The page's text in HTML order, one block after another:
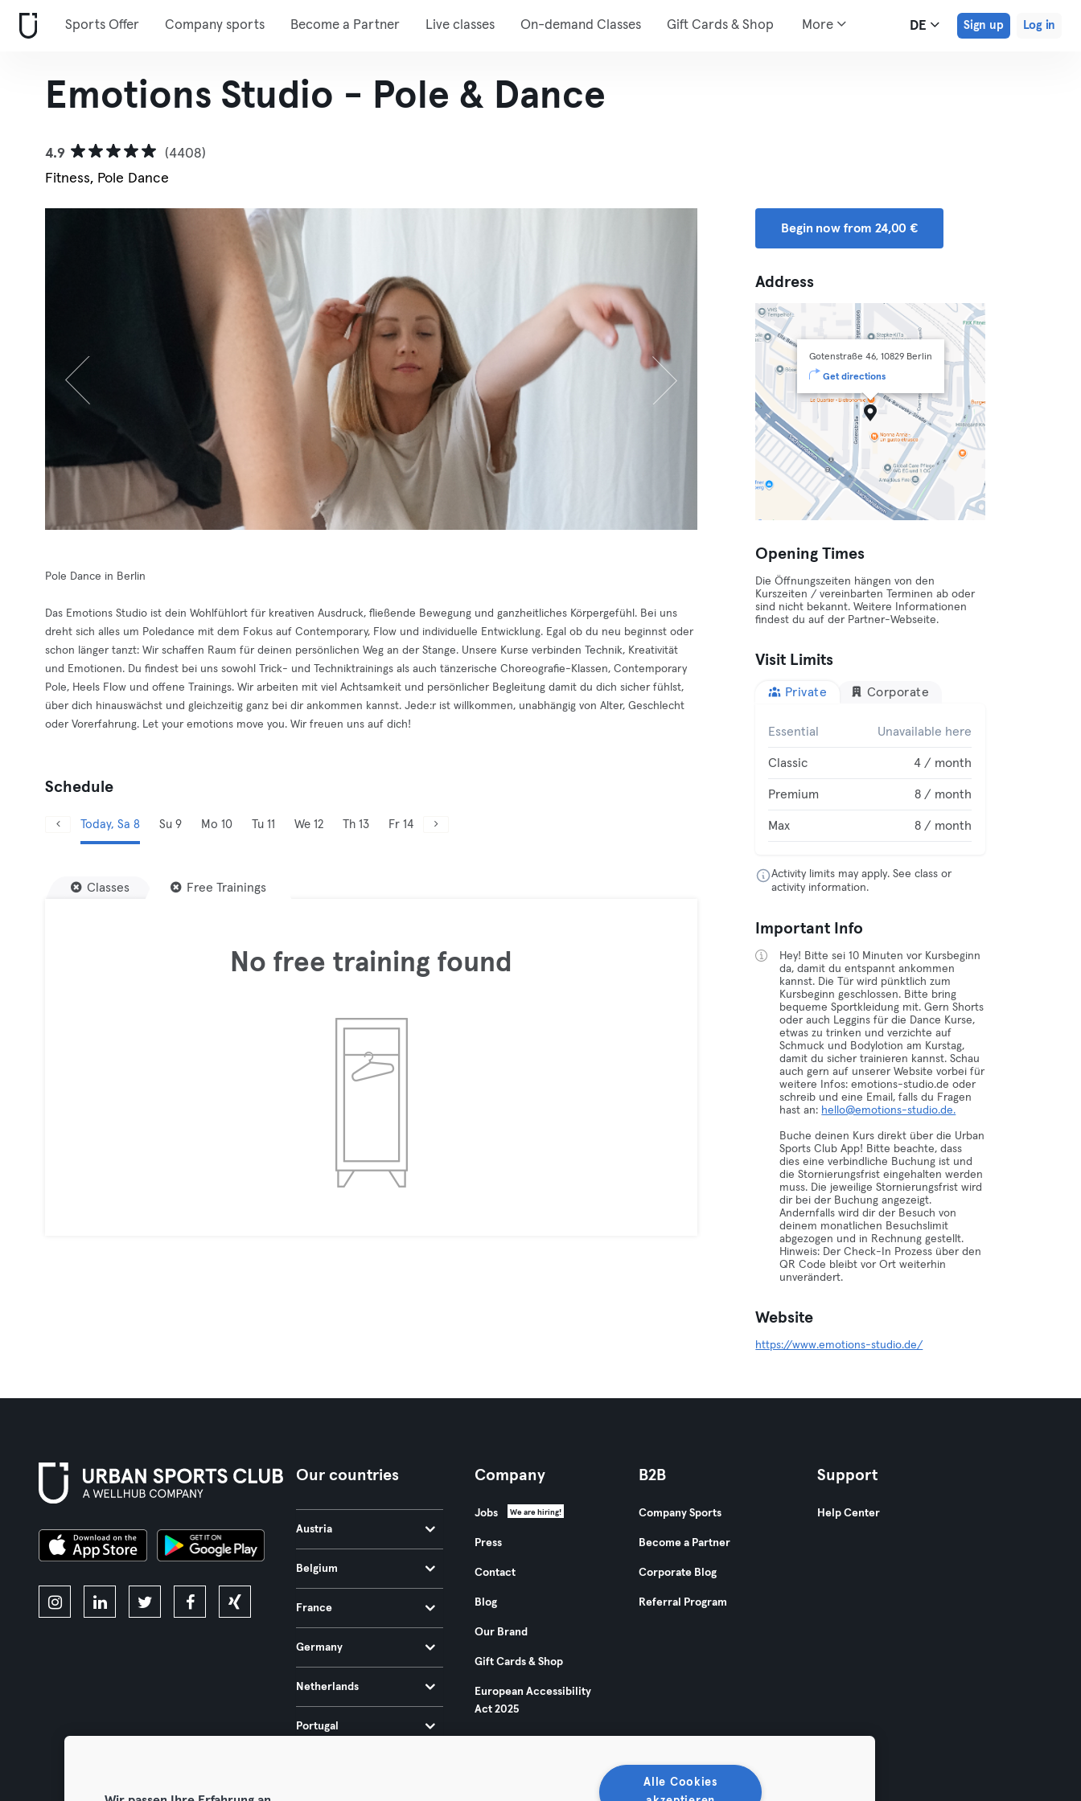
Sports Offer Company sports Become a Partner Live classes On-demand Classes Gift Cards & Shop More DE Sign up Log in
Emotions Studio - Pole & Dance
4.9
(4408)
Fitness, Pole Dance
Pole Dance in Berlin
Das Emotions Studio ist dein Wohlfühlort für kreativen Ausdruck, fließende Bewegung und ganzheitliches Körpergefühl. Bei uns
dreht sich alles um Poledance mit dem Fokus auf Contemporary, Flow und individuelle Entwicklung. Egal ob du neu beginnst oder
schon länger tanzt: Wir schaffen Raum für deinen persönlichen Weg an der Stange. Unsere Kurse verbinden Technik, Kreativität
und Emotionen. Du findest bei uns sowohl Trick- und Techniktrainings als auch tänzerische Choreografie-Klassen, Contemporary
Pole, Heels Flow und offene Trainings. Wir arbeiten mit viel Achtsamkeit und persönlicher Begleitung damit du dich sicher fühlst,
über dich hinauswächst und gleichzeitig ganz bei dir ankommen kannst. Jede:r ist willkommen, unabhängig von Alter, Geschlecht
oder Vorerfahrung. Let your emotions move you. Wir freuen uns auf dich!
Schedule
Today, Sa 8 Su 9 Mo 10 Tu 11 We 12 Th 13 Fr 14
Classes Free Trainings
No free training found
Begin now from 24,00 €
Address
Gotenstraße 46, 10829 Berlin
Get directions
Opening Times
Die Öffnungszeiten hängen von den
Kurszeiten / vereinbarten Terminen ab oder
sind nicht bekannt. Weitere Informationen
findest du auf der Partner-Webseite.
Visit Limits
Private Corporate
Essential Unavailable here
Classic 4 / month
Premium 8 / month
Max 8 / month
Activity limits may apply. See class or
activity information.
Important Info
Hey! Bitte sei 10 Minuten vor Kursbeginn
da, damit du entspannt ankommen
kannst. Die Tür wird pünktlich zum
Kursbeginn geschlossen. Bitte bring
bequeme Sportkleidung mit. Gern Shorts
oder auch Leggins für die Dance Kurse,
etwas zu trinken und verzichte auf
Schmuck und Bodylotion am Kurstag,
damit du sicher trainieren kannst. Schau
auch gern auf unserer Website vorbei für
weitere Infos: emotions-studio.de oder
schreib und eine Email, falls du Fragen
hast an: hello@emotions-studio.de.
Buche deinen Kurs direkt über die Urban
Sports Club App! Bitte beachte, dass
dies eine verbindliche Buchung ist und
die Stornierungsfrist eingehalten werden
muss. Die jeweilige Stornierungsfrist wird
dir bei der Buchung angezeigt.
Andernfalls wird dir der Besuch von
deinem monatlichen Besuchslimit
abgezogen und in Rechnung gestellt.
Hinweis: Der Check-In Prozess über den
QR Code bleibt vor Ort weiterhin
unverändert.
Website
https://www.emotions-studio.de/
Our countries
Austria
Belgium
France
Germany
Netherlands
Portugal
Company
Jobs We are hiring!
Press
Contact
Blog
Our Brand
Gift Cards & Shop
European Accessibility
Act 2025
B2B
Company Sports
Become a Partner
Corporate Blog
Referral Program
Support
Help Center
Alle Cookies